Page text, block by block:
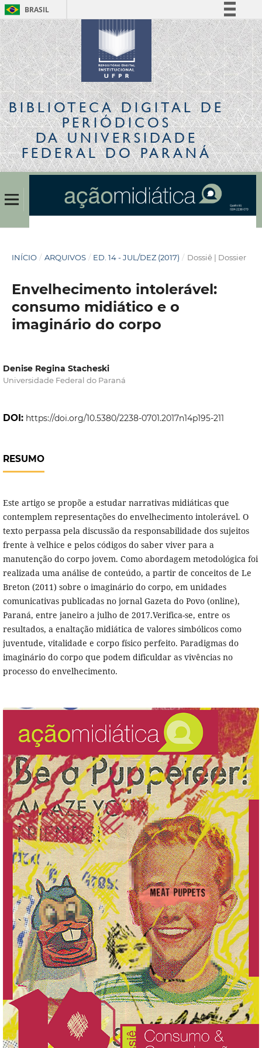
BRASIL
Simplifique!
Comunica BR
Participe
Acesso à informação
Legislação
Canais
BIBLIOTECA DIGITALDE
PERIÓDICOS
DA UNIVERSIDADE
FEDERAL DO PARANÁ
INÍCIO / ARQUIVOS / ED. 14 - JUL/DEZ (2017) / Dossiê | Dossier
Envelhecimento intolerável:
consumo midiático e o
imaginário do corpo
Denise Regina Stacheski
Universidade Federal do Paraná
DOI: https://doi.org/10.5380/2238-0701.2017n14p195-211
RESUMO
Este artigo se propõe a estudar narrativas midiáticas que
contemplem representações do envelhecimento intolerável. O
texto perpassa pela discussão da responsabilidade dos sujeitos
frente à velhice e pelos códigos do saber viver para a
manutenção do corpo jovem. Como abordagem metodológica foi
realizada uma análise de conteúdo, a partir de conceitos de Le
Breton (2011) sobre o imaginário do corpo, em unidades
comunicativas publicadas no jornal Gazeta do Povo (online),
Paraná, entre janeiro a julho de 2017.Verifica-se, entre os
resultados, a enaltação midiática de valores simbólicos como
juventude, vitalidade e corpo físico perfeito. Paradigmas do
imaginário do corpo que podem dificuldar as vivências no
processo do envelhecimento.